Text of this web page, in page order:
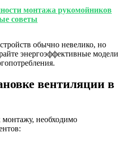
монтажа рукомойников
советы
обычно невелико, но
энергоэффективные модели
вентиляции в
монтажу, необходимо